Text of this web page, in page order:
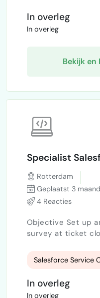
dus ben benieuwd
zouden vinden om
maken en
In overleg
In overleg
Bekijk en
Specialist
Rotterdam
Geplaatst 3
4 Reacties
Objective Set up
survey at ticket
dashboards in
solution must be
maintainable
consultancy for
Salesforce Service
In overleg
In overleg